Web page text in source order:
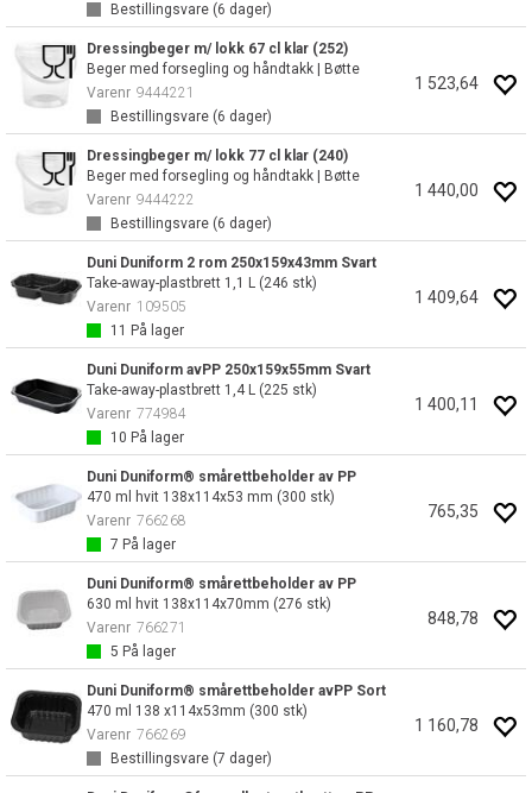
Bestillingsvare (6 dager)
Dressingbeger m/ lokk 67 cl klar (252)
Beger med forsegling og håndtakk | Bøtte
Varenr 9444221
Bestillingsvare (6 dager)
1 523,64
Dressingbeger m/ lokk 77 cl klar (240)
Beger med forsegling og håndtakk | Bøtte
Varenr 9444222
Bestillingsvare (6 dager)
1 440,00
Duni Duniform 2 rom 250x159x43mm Svart
Take-away-plastbrett 1,1 L (246 stk)
Varenr 109505
11 På lager
1 409,64
Duni Duniform avPP 250x159x55mm Svart
Take-away-plastbrett 1,4 L (225 stk)
Varenr 774984
10 På lager
1 400,11
Duni Duniform® smårettbeholder av PP
470 ml hvit 138x114x53 mm (300 stk)
Varenr 766268
7 På lager
765,35
Duni Duniform® smårettbeholder av PP
630 ml hvit 138x114x70mm (276 stk)
Varenr 766271
5 På lager
848,78
Duni Duniform® smårettbeholder avPP Sort
470 ml 138 x114x53mm (300 stk)
Varenr 766269
Bestillingsvare (7 dager)
1 160,78